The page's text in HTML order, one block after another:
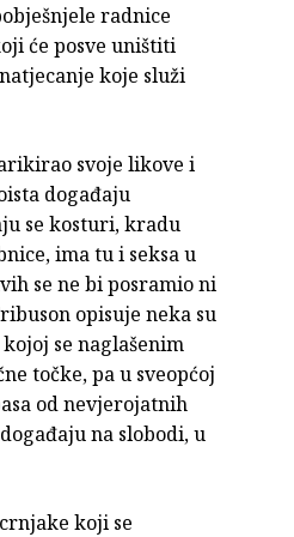
radnice
će posve uništiti
koje služi
svoje likove i
događaju
se kosturi, kradu
ima tu i seksa u
se ne bi posramio ni
opisuje neka su
se naglašenim
točke, pa u sveopćoj
od nevjerojatnih
na slobodi, u
koji se